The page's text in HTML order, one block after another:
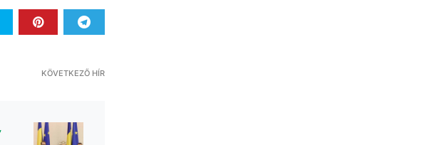
KÖVETKEZŐ HÍR